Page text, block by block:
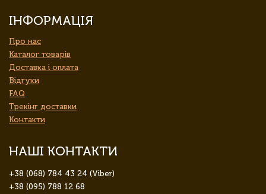
ІНФОРМАЦІЯ
Про нас
Каталог товарів
Доставка і оплата
Відгуки
FAQ
Трекінг доставки
Контакти
НАШІ КОНТАКТИ
+38 (068) 784 43 24 (Viber)
+38 (095) 788 12 68